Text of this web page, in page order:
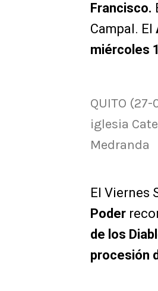
Francisco.
Campal. El
miércoles
QUITO
iglesia
Medranda
El Viernes
Poder
de los
procesión